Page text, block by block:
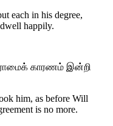
each in his degree,
happily.
காரணம் இன்றி
him, as before Will
is no more.